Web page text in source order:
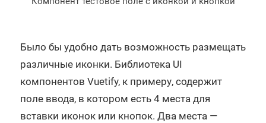
Было бы удобно дать возможность размещать
различные иконки. Библиотека UI
компонентов Vuetify, к примеру, содержит
поле ввода, в котором есть 4 места для
вставки иконок или кнопок. Два места —